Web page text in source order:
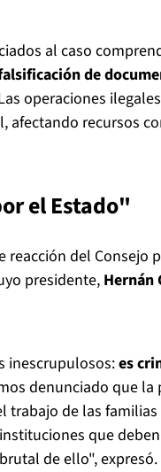
al caso
de
operaciones
afectando recursos
el Estado"
reacción del Consejo
presidente, Hernán
inescrupulosos:es
denunciado que la
trabajo de las familias
que deben
de ello", expresó.